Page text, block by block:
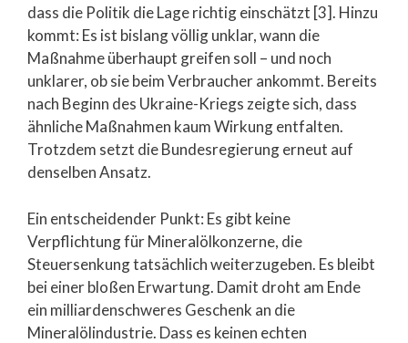
dass die Politik die Lage richtig einschätzt [3]. Hinzu
kommt: Es ist bislang völlig unklar, wann die
Maßnahme überhaupt greifen soll – und noch
unklarer, ob sie beim Verbraucher ankommt. Bereits
nach Beginn des Ukraine-Kriegs zeigte sich, dass
ähnliche Maßnahmen kaum Wirkung entfalten.
Trotzdem setzt die Bundesregierung erneut auf
denselben Ansatz.
Ein entscheidender Punkt: Es gibt keine
Verpflichtung für Mineralölkonzerne, die
Steuersenkung tatsächlich weiterzugeben. Es bleibt
bei einer bloßen Erwartung. Damit droht am Ende
ein milliardenschweres Geschenk an die
Mineralölindustrie. Dass es keinen echten